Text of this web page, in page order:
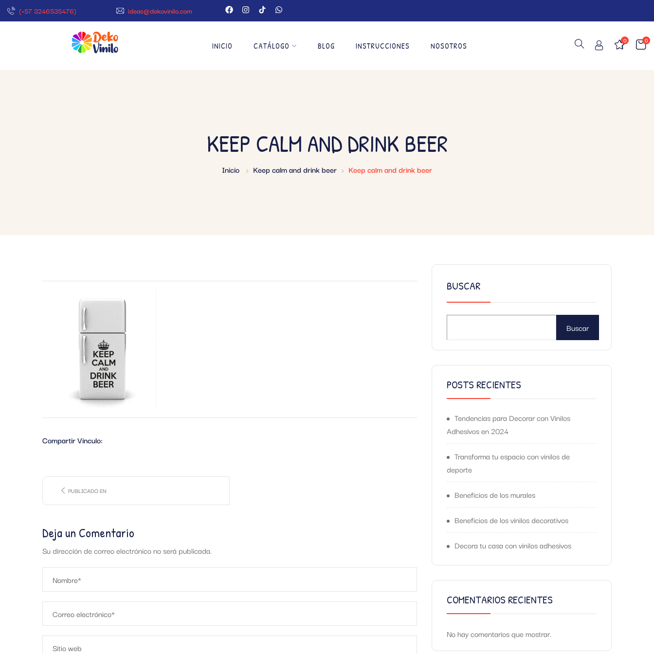
(+57 3246535476) ideas@dekovinilo.com
INICIO CATÁLOGO BLOG INSTRUCCIONES NOSOTROS
0
0
KEEP CALM AND DRINK BEER
Inicio Keep calm and drink beer Keep calm and drink beer
Compartir Vínculo:
PUBLICADO EN
Deja un Comentario
Su dirección de correo electrónico no será publicada.
BUSCAR
Buscar
POSTS RECIENTES
Tendencias para Decorar con Vinilos
Adhesivos en 2024
Transforma tu espacio con vinilos de
deporte
Beneficios de los murales
Beneficios de los vinilos decorativos
Decora tu casa con vinilos adhesivos
COMENTARIOS RECIENTES
No hay comentarios que mostrar.